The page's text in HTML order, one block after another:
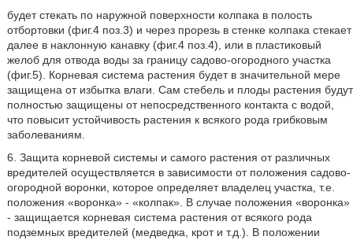
будет стекать по наружной поверхности колпака в полость
отбортовки (фиг.4 поз.3) и через прорезь в стенке колпака стекает
далее в наклонную канавку (фиг.4 поз.4), или в пластиковый
желоб для отвода воды за границу садово-огородного участка
(фиг.5). Корневая система растения будет в значительной мере
защищена от избытка влаги. Сам стебель и плоды растения будут
полностью защищены от непосредственного контакта с водой,
что повысит устойчивость растения к всякого рода грибковым
заболеваниям.
6. Защита корневой системы и самого растения от различных
вредителей осуществляется в зависимости от положения садово-
огородной воронки, которое определяет владелец участка, т.е.
положения «воронка» - «колпак». В случае положения «воронка»
- защищается корневая система растения от всякого рода
подземных вредителей (медведка, крот и т.д.). В положении